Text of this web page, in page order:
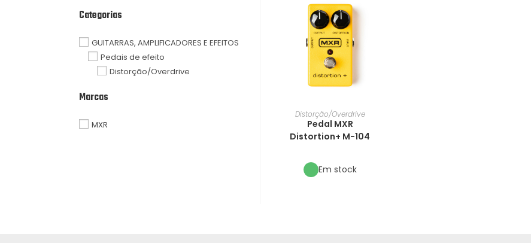
Distorção/Overdrive
Pedal MXR
Distortion+ M-104
Em stock
Categorias
GUITARRAS, AMPLIFICADORES E EFEITOS
Pedais de efeito
Distorção/Overdrive
Marcas
MXR